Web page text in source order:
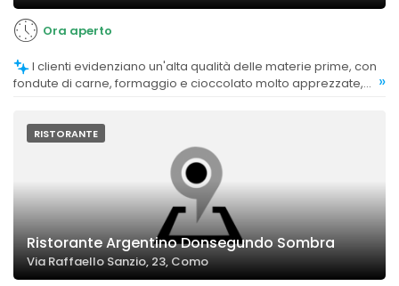
Ora aperto
fondute di carne, formaggio e cioccolato molto apprezzate,
»
RISTORANTE
Ristorante Argentino Donsegundo Sombra
Via Raffaello Sanzio, 23, Como